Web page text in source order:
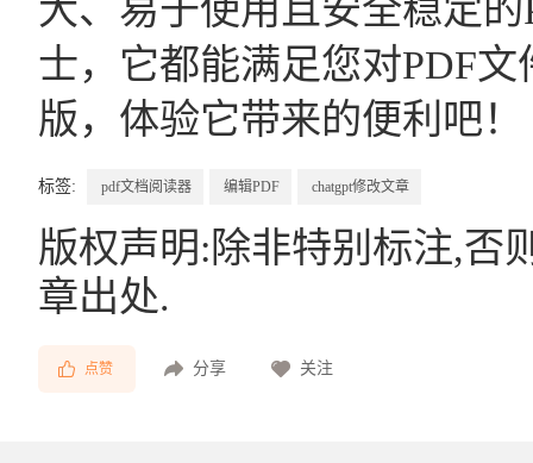
大、易于使用且安全稳定
士，它都能满足您对PDF
版，体验它带来的便利吧！
标签: pdf文档阅读器 编辑PDF chatgpt修改文章
版权声明:除非特别标注,否
章出处.
点赞 分享 关注